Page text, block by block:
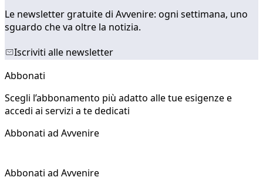
Le newsletter gratuite di Avvenire: ogni settimana, uno
sguardo che va oltre la notizia.
Iscriviti alle newsletter
Abbonati
Scegli l’abbonamento più adatto alle tue esigenze e
accedi ai servizi a te dedicati
Abbonati ad Avvenire
Abbonati ad Avvenire